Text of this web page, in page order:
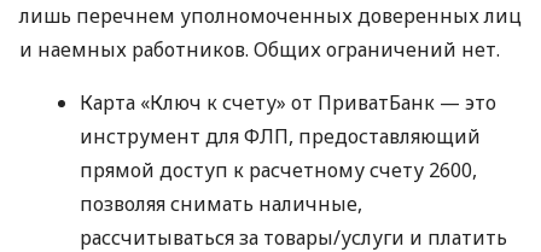
лишь перечнем уполномоченных доверенных лиц
и наемных работников. Общих ограничений нет.
Карта «Ключ к счету» от ПриватБанк — это
инструмент для ФЛП, предоставляющий
прямой доступ к расчетному счету 2600,
позволяя снимать наличные,
рассчитываться за товары/услуги и платить